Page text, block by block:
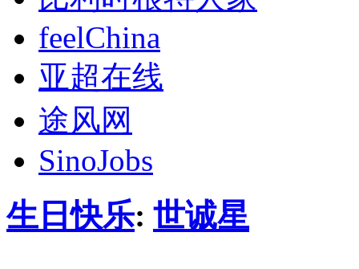
feelChina
亚超在线
途风网
SinoJobs
生日快乐: 世诚星